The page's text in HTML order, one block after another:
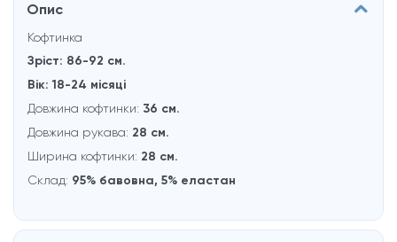
Опис
Кофтинка
Зріст: 86-92 см.
Вік: 18-24 місяці
Довжина кофтинки: 36 см.
Довжина рукaва: 28 см.
Ширина кофтинки: 28 см.
Склад: 95% бавовна, 5% еластан